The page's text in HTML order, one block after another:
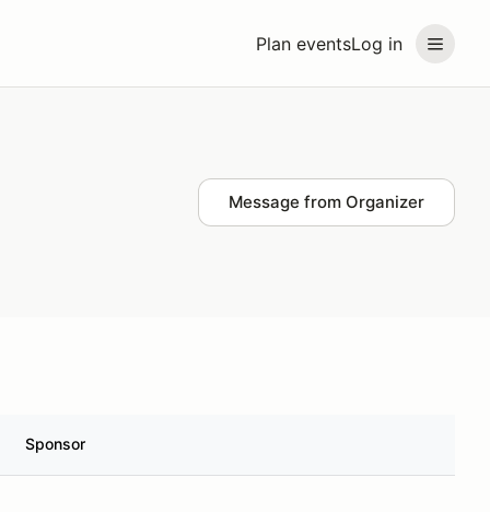
Plan eventsLog in
Message from Organizer
Sponsor